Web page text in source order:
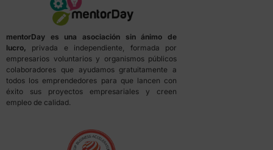
mentorDay es una asociación sin ánimo de
lucro, privada e independiente, formada por
empresarios voluntarios y organismos públicos
colaboradores que ayudamos gratuitamente a
todos los emprendedores para que lancen con
éxito sus proyectos empresariales y creen
empleo de calidad.